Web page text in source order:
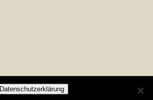
Datenschutzerklärung